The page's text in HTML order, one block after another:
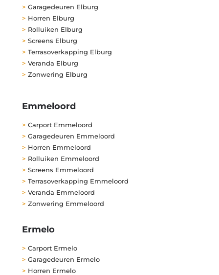
> Garagedeuren Elburg
> Horren Elburg
> Rolluiken Elburg
> Screens Elburg
> Terrasoverkapping Elburg
> Veranda Elburg
> Zonwering Elburg
Emmeloord
> Carport Emmeloord
> Garagedeuren Emmeloord
> Horren Emmeloord
> Rolluiken Emmeloord
> Screens Emmeloord
> Terrasoverkapping Emmeloord
> Veranda Emmeloord
> Zonwering Emmeloord
Ermelo
> Carport Ermelo
> Garagedeuren Ermelo
> Horren Ermelo